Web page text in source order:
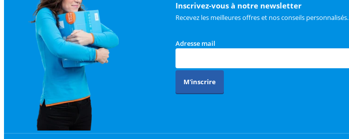
Inscrivez-vous à notre newsletter
Recevez les meilleures offres et nos conseils personnalisés.
Adresse mail
M'inscrire